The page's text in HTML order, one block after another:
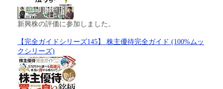
新興株の評価に参加しました。
【完全ガイドシリーズ145】 株主優待完全ガイド (100%ムッ
クシリーズ)